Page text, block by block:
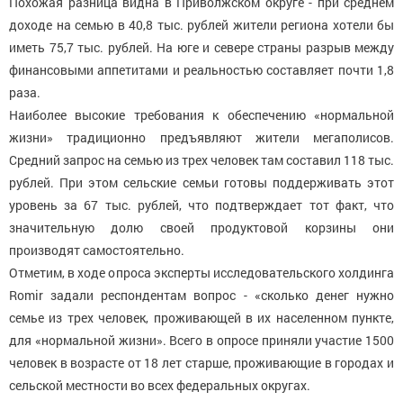
доходе на семью в 40,8 тыс. рублей жители региона хотели бы
иметь 75,7 тыс. рублей. На юге и севере страны разрыв между
финансовыми аппетитами и реальностью составляет почти 1,8
раза.
Наиболее высокие требования к обеспечению «нормальной
жизни» традиционно предъявляют жители мегаполисов.
Средний запрос на семью из трех человек там составил 118 тыс.
рублей. При этом сельские семьи готовы поддерживать этот
уровень за 67 тыс. рублей, что подтверждает тот факт, что
значительную долю своей продуктовой корзины они
производят самостоятельно.
Отметим, в ходе опроса эксперты исследовательского холдинга
Romir задали респондентам вопрос - «сколько денег нужно
семье из трех человек, проживающей в их населенном пункте,
для «нормальной жизни». Всего в опросе приняли участие 1500
человек в возрасте от 18 лет старше, проживающие в городах и
сельской местности во всех федеральных округах.